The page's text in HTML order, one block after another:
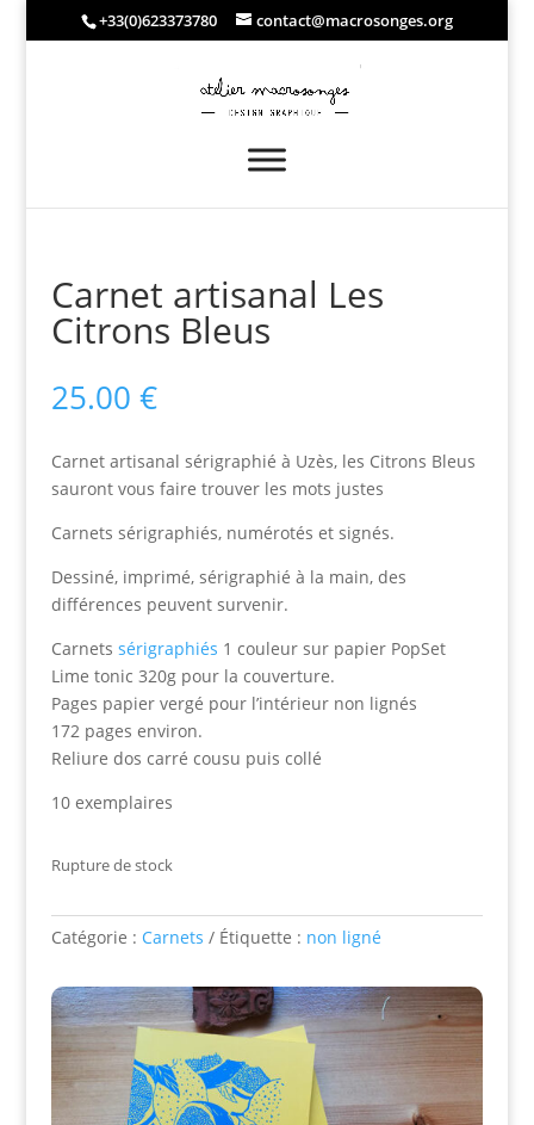
+33(0)623373780 contact@macrosonges.org
Carnet artisanal Les
Citrons Bleus
25.00 €
Carnet artisanal sérigraphié à Uzès, les Citrons Bleus
sauront vous faire trouver les mots justes
Carnets sérigraphiés, numérotés et signés.
Dessiné, imprimé, sérigraphié à la main, des
différences peuvent survenir.
Carnets sérigraphiés 1 couleur sur papier PopSet
Lime tonic 320g pour la couverture.
Pages papier vergé pour l’intérieur non lignés
172 pages environ.
Reliure dos carré cousu puis collé
10 exemplaires
Rupture de stock
Catégorie : Carnets Étiquette : non ligné